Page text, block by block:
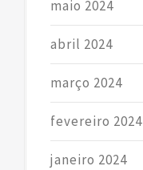
maio 2024
abril 2024
março 2024
fevereiro 2024
janeiro 2024